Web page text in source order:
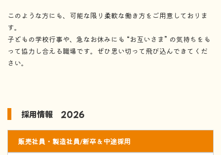
このような方にも、可能な限り柔軟な働き方をご用意しておりま
す。
子どもの学校行事や、急なお休みにも “お互いさま” の気持ちをも
って協力し合える職場です。ぜひ思い切って飛び込んできてくだ
さい。
採用情報 2026
販売社員・製造社員/新卒＆中途採用